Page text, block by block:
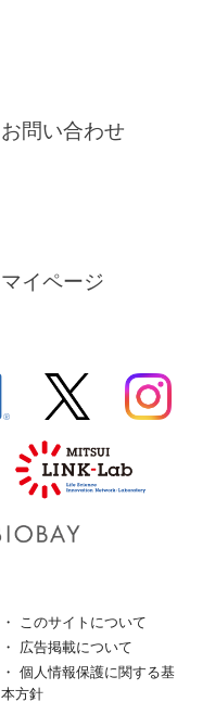
お問い合わせ
マイページ
このサイトについて
広告掲載について
個人情報保護に関する基
本方針